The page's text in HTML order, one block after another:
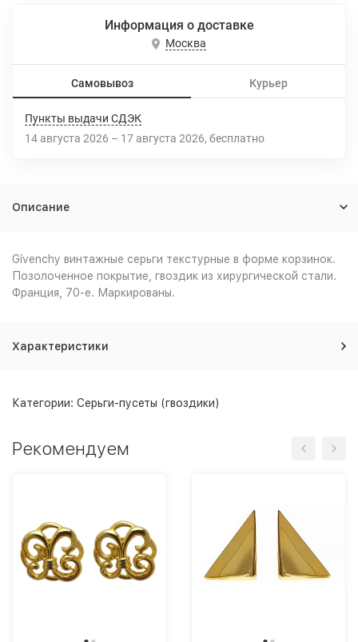
Информация о доставке
Москва
Самовывоз Курьер
Пункты выдачи СДЭК
14 августа 2026 – 17 августа 2026 Бесплатно
Описание
Givenchy винтажные серьги текстурные в форме корзинок.
Позолоченное покрытие, гвоздик из хирургической стали.
Франция, 70-е. Маркированы.
Характеристики
Категории: Серьги-пусеты (гвоздики)
Рекомендуем